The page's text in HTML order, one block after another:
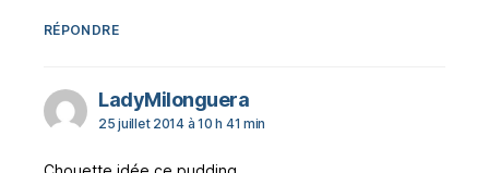
RÉPONDRE
LadyMilongueradit :
25 juillet 2014 à 10 h 41 min